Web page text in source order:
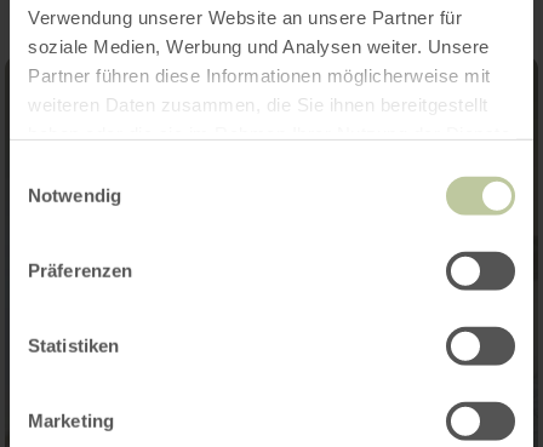
Verwendung unserer Website an unsere Partner für
soziale Medien, Werbung und Analysen weiter. Unsere
Partner führen diese Informationen möglicherweise mit
weiteren Daten zusammen, die Sie ihnen bereitgestellt
Notwendig
Präferenzen
Statistiken
Marketing